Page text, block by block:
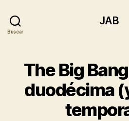
Buscar
JAB
The Big
duodécima